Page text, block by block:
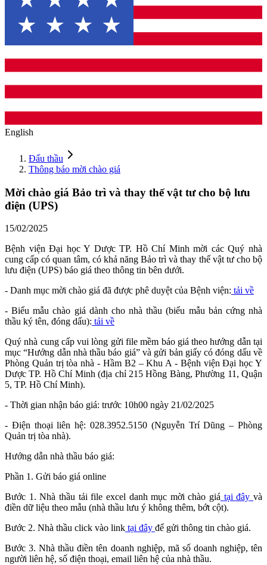
English
Đấu thầu
Thông báo mời chào giá
Mời chào giá Bảo trì và thay thế vật tư cho bộ lưu
điện (UPS)
15/02/2025
Bệnh viện Đại học Y Dược TP. Hồ Chí Minh mời các Quý nhà
cung cấp có quan tâm, có khả năng Bảo trì và thay thế vật tư cho bộ
lưu điện (UPS) báo giá theo thông tin bên dưới.
- Danh mục mời chào giá đã được phê duyệt của Bệnh viện: tải về
- Biểu mẫu chào giá dành cho nhà thầu (biểu mẫu bản cứng nhà
thầu ký tên, đóng dấu): tải về
Quý nhà cung cấp vui lòng gửi file mềm báo giá theo hướng dẫn tại
mục “Hướng dẫn nhà thầu báo giá” và gửi bản giấy có đóng dấu về
Phòng Quản trị tòa nhà - Hầm B2 – Khu A - Bệnh viện Đại học Y
Dược TP. Hồ Chí Minh (địa chỉ 215 Hồng Bàng, Phường 11, Quận
5, TP. Hồ Chí Minh).
- Thời gian nhận báo giá: trước 10h00 ngày 21/02/2025
- Điện thoại liên hệ: 028.3952.5150 (Nguyễn Trí Dũng – Phòng
Quản trị tòa nhà).
Hướng dẫn nhà thầu báo giá:
Phần 1. Gửi báo giá online
Bước 1. Nhà thầu tải file excel danh mục mời chào giá tại đây và
điền dữ liệu theo mẫu (nhà thầu lưu ý không thêm, bớt cột).
Bước 2. Nhà thầu click vào link tại đây để gửi thông tin chào giá.
Bước 3. Nhà thầu điền tên doanh nghiệp, mã số doanh nghiệp, tên
người liên hệ, số điện thoại, email liên hệ của nhà thầu.